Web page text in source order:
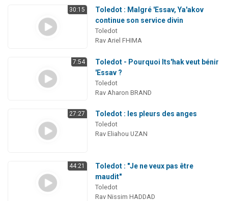
30:15
Toledot : Malgré 'Essav, Ya'akov
continue son service divin
Toledot
Rav Ariel FHIMA
7:54
Toledot - Pourquoi Its'hak veut bénir
'Essav ?
Toledot
Rav Aharon BRAND
27:27 Toledot : les pleurs des anges
Toledot
Rav Eliahou UZAN
44:21
Toledot : "Je ne veux pas être
maudit"
Toledot
Rav Nissim HADDAD